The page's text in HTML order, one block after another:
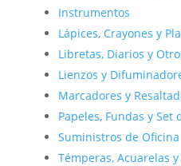
Instrumentos
Lápices, Crayones y
Libretas, Diarios y
Lienzos y
Marcadores y
Papeles, Fundas y Set
Suministros de Oficina
Témperas, Acuarelas